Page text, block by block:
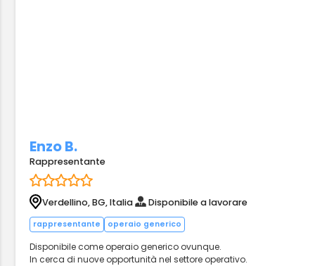
Enzo B.
Rappresentante
Verdellino, BG, Italia Disponibile a lavorare
rappresentante operaio generico
Disponibile come operaio generico ovunque.
In cerca di nuove opportunità nel settore operativo.